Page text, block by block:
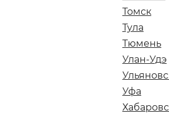
Томск
Тула
Тюмень
Улан-Удэ
Уфа